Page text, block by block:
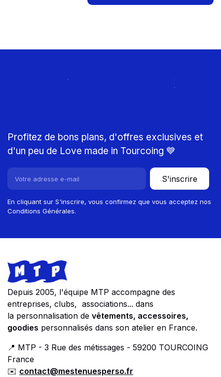
Rejoignez le Club
Profitez de bons plans, d'offres exclusives et
d'un peu de Love made in Tourcoing 💙
S'inscrire
En cliquant sur S'inscrire, vous confirmez que vous acceptez nos
Conditions Générales.
Footer
Store information
Depuis 2005, l'équipe MTP accompagne des
entreprises, clubs, associations... dans
la personnalisation de vêtements, accessoires,
goodies personnalisés dans son atelier en France.
📍 MTP - 3 Rue des métissages - 59200 TOURCOING
France
✉️ contact@mestenuesperso.fr